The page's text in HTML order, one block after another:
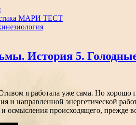
МАРИ ТЕСТ
История 5.
я работала уже сама. Но
и направленной энергетической
осмысления происходящего, прежде